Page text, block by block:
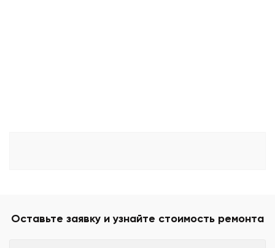
Оставьте заявку и узнайте стоимость ремонта